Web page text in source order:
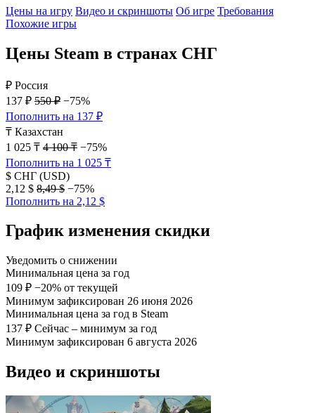
Цены на игру Видео и скриншоты Об игре Требования
Похожие игры
Цены Steam в странах СНГ
₽ Россия
137 ₽ 550 ₽ −75%
Пополнить на 137 ₽
₸ Казахстан
1 025 ₸ 4 100 ₸ −75%
Пополнить на 1 025 ₸
$ СНГ (USD)
2,12 $ 8,49 $ −75%
Пополнить на 2,12 $
График изменения скидки
Уведомить о снижении
Минимальная цена за год
109 ₽ −20% от текущей
Минимум зафиксирован 26 июня 2026
Минимальная цена за год в Steam
137 ₽ Сейчас – минимум за год
Минимум зафиксирован 6 августа 2026
Видео и скриншоты